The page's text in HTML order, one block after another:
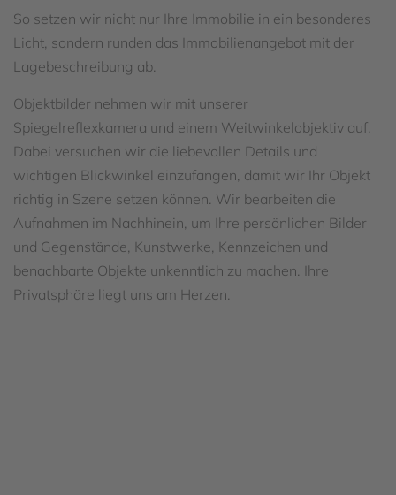
So setzen wir nicht nur Ihre Immobilie in ein besonderes
Licht, sondern runden das Immobilienangebot mit der
Lagebeschreibung ab.
Objektbilder nehmen wir mit unserer
Spiegelreflexkamera und einem Weitwinkelobjektiv auf.
Dabei versuchen wir die liebevollen Details und
wichtigen Blickwinkel einzufangen, damit wir Ihr Objekt
richtig in Szene setzen können. Wir bearbeiten die
Aufnahmen im Nachhinein, um Ihre persönlichen Bilder
und Gegenstände, Kunstwerke, Kennzeichen und
benachbarte Objekte unkenntlich zu machen. Ihre
Privatsphäre liegt uns am Herzen.